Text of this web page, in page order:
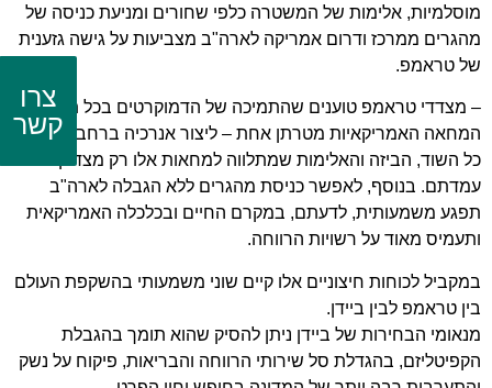
מוסלמיות, אלימות של המשטרה כלפי שחורים ומניעת כניסה של
מהגרים ממרכז ודרום אמריקה לארה"ב מצביעות על גישה גזענית
של טראמפ.
– מצדדי טראמפ טוענים שהתמיכה של הדמוקרטים בכל תנועות
המחאה האמריקאיות מטרתן אחת – ליצור אנרכיה ברחבי ארה"ב.
כל השוד, הביזה והאלימות שמתלווה למחאות אלו רק מצדיקה את
עמדתם. בנוסף, לאפשר כניסת מהגרים ללא הגבלה לארה"ב
תפגע משמעותית, לדעתם, במקרם החיים ובכלכלה האמריקאית
ותעמיס מאוד על רשויות הרווחה.
במקביל לכוחות חיצוניים אלו קיים שוני משמעותי בהשקפת העולם
בין טראמפ לבין ביידן.
מנאומי הבחירות של ביידן ניתן להסיק שהוא תומך בהגבלת
הקפיטליזם, בהגדלת סל שירותי הרווחה והבריאות, פיקוח על נשק
צרו
קשר